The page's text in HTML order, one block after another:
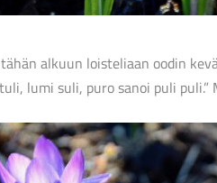
alkuun loisteliaan oodin
lumi suli, puro sanoi puli puli.”